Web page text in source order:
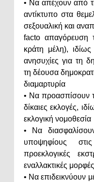
• Να απέχουν από
αντίκτυπο στα
σεξουαλική και
facto απαγόρευση
κράτη μέλη),
ανησυχίες για τη
τη δέουσα
διαμαρτυρία
• Να προασπίσουν
δίκαιες εκλογές,
εκλογική νομοθεσία
• Να
υποψηφίους
προεκλογικές
εναλλακτικές
• Να επιδεικνύουν